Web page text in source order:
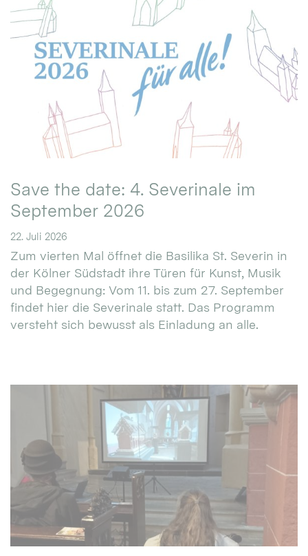
Save the date: 4. Severinale im
September 2026
22. Juli 2026
Zum vierten Mal öffnet die Basilika St. Severin in
der Kölner Südstadt ihre Türen für Kunst, Musik
und Begegnung: Vom 11. bis zum 27. September
findet hier die Severinale statt. Das Programm
versteht sich bewusst als Einladung an alle.